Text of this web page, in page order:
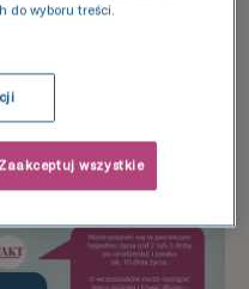
skóry, błon
u swojego
ale
z lekarzem.
do wyboru treści.
Zaakceptuj wszystkie